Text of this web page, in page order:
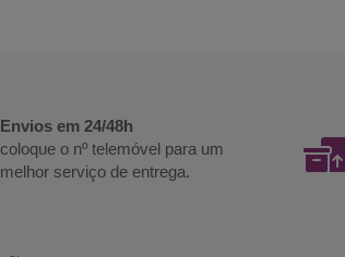
Envios em 24/48h
coloque o nº telemóvel para um
melhor serviço de entrega.